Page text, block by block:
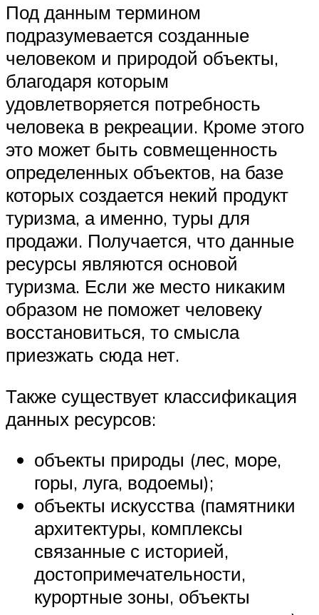
Под данным термином
подразумевается созданные
человеком и природой объекты,
благодаря которым
удовлетворяется потребность
человека в рекреации. Кроме этого
это может быть совмещенность
определенных объектов, на базе
которых создается некий продукт
туризма, а именно, туры для
продажи. Получается, что данные
ресурсы являются основой
туризма. Если же место никаким
образом не поможет человеку
восстановиться, то смысла
приезжать сюда нет.
Также существует классификация
данных ресурсов:
объекты природы (лес, море,
горы, луга, водоемы);
объекты искусства (памятники
архитектуры, комплексы
связанные с историей,
достопримечательности,
курортные зоны, объекты